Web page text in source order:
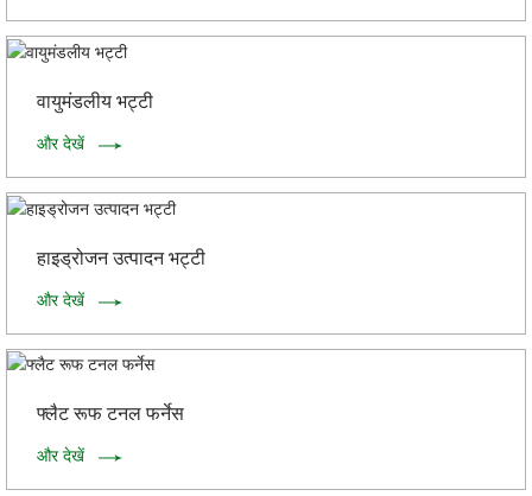
वायुमंडलीय भट्टी
और देखें
हाइड्रोजन उत्पादन भट्टी
और देखें
फ्लैट रूफ टनल फर्नेस
और देखें